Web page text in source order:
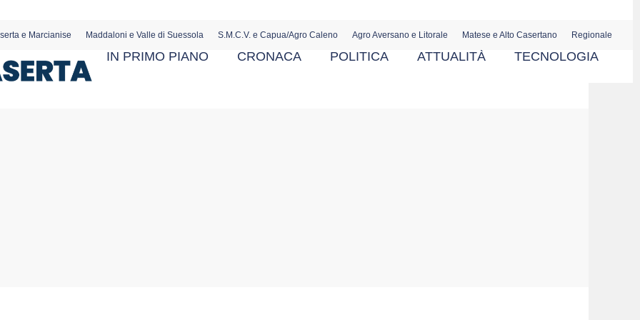
e Marcianise Maddaloni e Valle di Suessola S.M.C.V. e Capua/Agro Caleno Agro Aversano e Litorale Matese e Alto Casertano Regionale
IN PRIMO PIANO CRONACA POLITICA ATTUALITÀ TECNOLOGIA